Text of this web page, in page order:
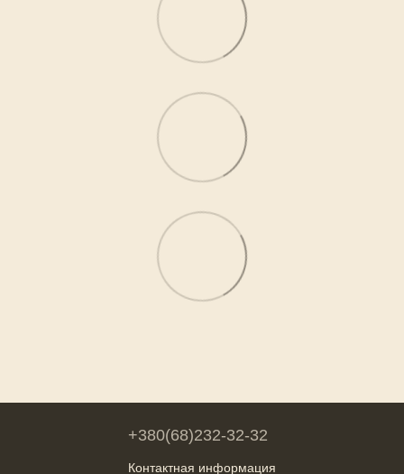
+380(68)232-32-32
Контактная информация